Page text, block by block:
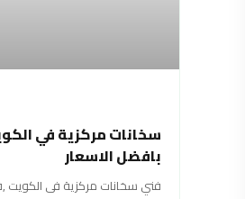
سخانات مركزية في
بافضل الاسعار
فني سخانات مركزية فى الكويت